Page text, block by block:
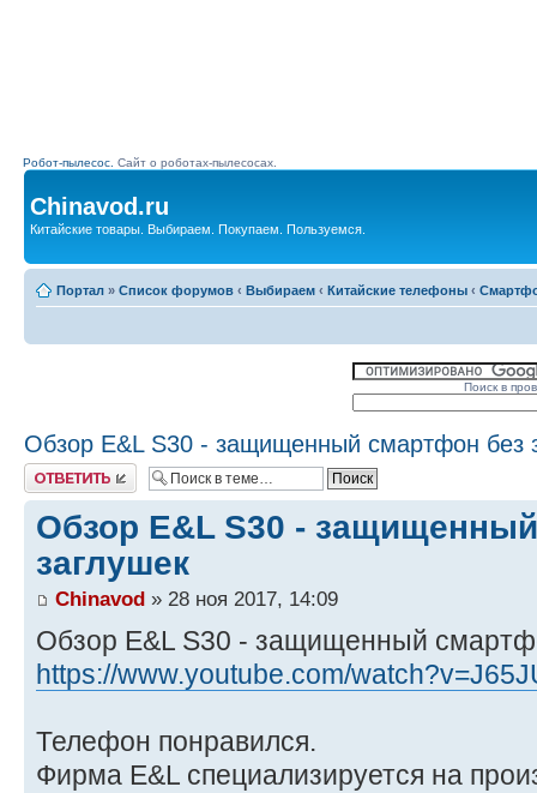
Робот-пылесос. Сайт о роботах-пылесосах.
Chinavod.ru
Китайские товары. Выбираем. Покупаем. Пользуемся.
Портал » Список форумов ‹ Выбираем ‹ Китайские телефоны ‹
Поиск в
Обзор E&L S30 - защищенный смартфон без
Комментировать
Обзор E&L S30 -
заглушек
Chinavod » 28 ноя 2017, 14:09
Обзор E&L S30 - защищенный
https://www.youtube.com/
Телефон понравился.
Фирма E&L специализируется на